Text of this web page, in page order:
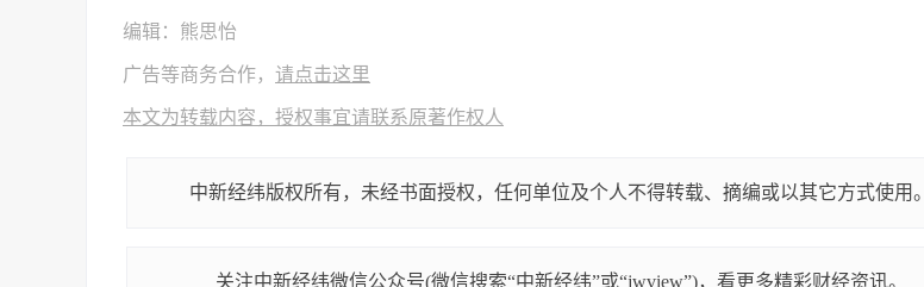
编辑：熊思怡
广告等商务合作， 请点击这里
本文为转载内容，授权事宜请联系原著作权人
中新经纬版权所有，未经书面授权，任何单位及个人不得转载、摘编或以其它方式使用。
关注中新经纬微信公众号(微信搜索“中新经纬”或“jwview”)，看更多精彩财经资讯。